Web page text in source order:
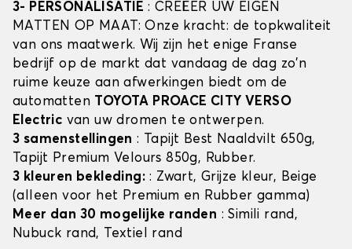
3- PERSONALISATIE: CREËER UW EIGEN
MATTEN OP MAAT: Onze kracht: de topkwaliteit
van ons maatwerk. Wij zijn het enige Franse
bedrijf op de markt dat vandaag de dag zo'n
ruime keuze aan afwerkingen biedt om de
automatten TOYOTA PROACE CITY VERSO
Electric van uw dromen te ontwerpen.
3 samenstellingen : Tapijt Best Naaldvilt 650g,
Tapijt Premium Velours 850g, Rubber.
3 kleuren bekleding: : Zwart, Grijze kleur, Beige
(alleen voor het Premium en Rubber gamma)
Meer dan 30 mogelijke randen : Simili rand,
Nubuck rand, Textiel rand